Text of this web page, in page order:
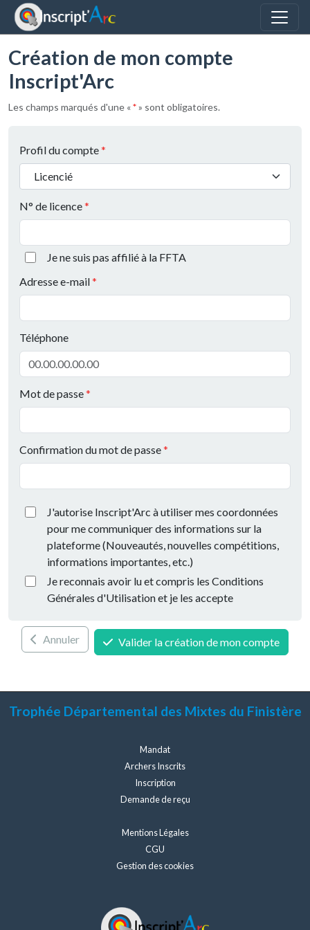
Création de mon compte
Inscript'Arc
Les champs marqués d'une «*» sont obligatoires.
Profil du compte
Licencié
N° de licence
Je ne suis pas affilié à la FFTA
Adresse e-mail
Téléphone
Mot de passe
Confirmation du mot de passe
J'autorise Inscript'Arc à utiliser mes coordonnées
pour me communiquer des informations sur la
plateforme (Nouveautés, nouvelles compétitions,
informations importantes, etc.)
Je reconnais avoir lu et compris les Conditions
Générales d'Utilisation et je les accepte
Annuler Valider la création de mon compte
Trophée Départemental des Mixtes du Finistère
Mandat
Archers Inscrits
Inscription
Demande de reçu
Mentions Légales
CGU
Gestion des cookies
Panneau de gestion des cookies